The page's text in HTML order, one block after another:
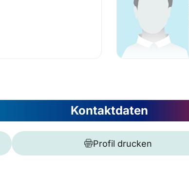
Kontaktdaten
Profil drucken